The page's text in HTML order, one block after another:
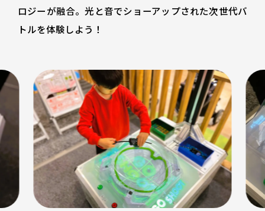
ロジーが融合。光と音でショーアップされた次世代バ
トルを体験しよう！